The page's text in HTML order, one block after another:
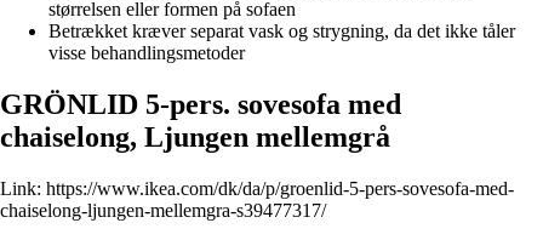
størrelsen eller formen på sofaen
Betrækket kræver separat vask og strygning, da det ikke tåler
visse behandlingsmetoder
GRÖNLID 5-pers. sovesofa med
chaiselong, Ljungen mellemgrå
Link: https://www.ikea.com/dk/da/p/groenlid-5-pers-sovesofa-med-
chaiselong-ljungen-mellemgra-s39477317/